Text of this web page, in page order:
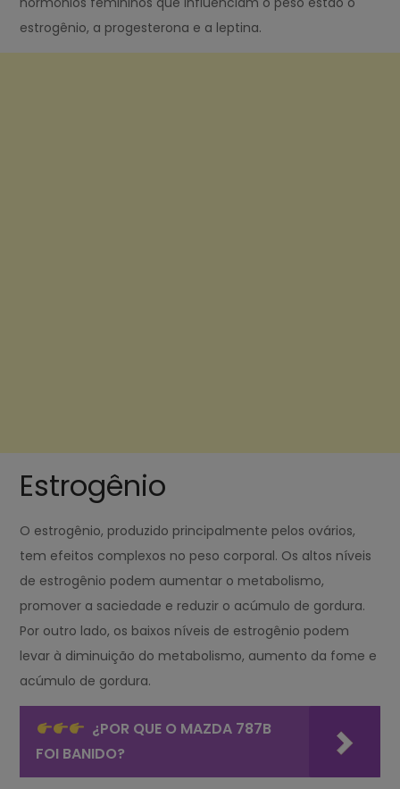
estrogênio, a progesterona e a leptina.
Estrogênio
O estrogênio, produzido principalmente pelos ovários,
tem efeitos complexos no peso corporal. Os altos níveis
de estrogênio podem aumentar o metabolismo,
promover a saciedade e reduzir o acúmulo de gordura.
Por outro lado, os baixos níveis de estrogênio podem
levar à diminuição do metabolismo, aumento da fome e
acúmulo de gordura.
¿POR QUE O MAZDA 787B
FOI BANIDO?